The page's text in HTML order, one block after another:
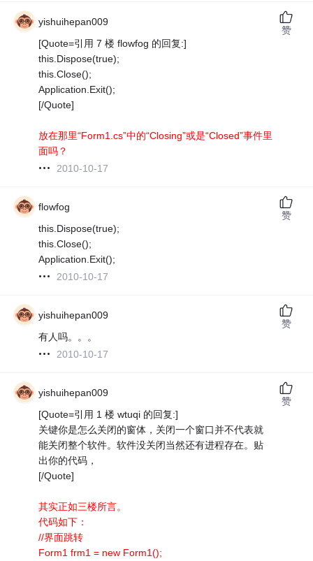
yishuihepan009
[Quote=引用 7 楼 flowfog 的回复:]
this.Dispose(true);
this.Close();
Application.Exit();
[/Quote]
放在那里“Form1.cs”中的“Closing”或是“Closed”事件里
面吗？
2010-10-17
赞
flowfog
this.Dispose(true);
this.Close();
Application.Exit();
2010-10-17
赞
yishuihepan009
有人吗。。。
2010-10-17
赞
yishuihepan009
[Quote=引用 1 楼 wtuqi 的回复:]
关键你是怎么关闭的窗体，关闭一个窗口并不代表就
能关闭整个软件。软件没关闭当然还有进程存在。贴
出你的代码，
[/Quote]
其实正如三楼所言。
代码如下：
//界面跳转
Form1 frm1 = new Form1();
赞